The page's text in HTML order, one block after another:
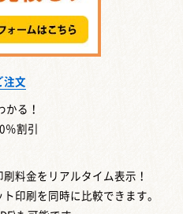
注文
る！
割引
料金をリアルタイム表示！
印刷を同時に比較できます。